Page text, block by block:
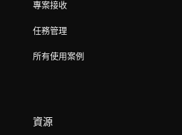
專案接收
任務管理
所有使用案例
資源